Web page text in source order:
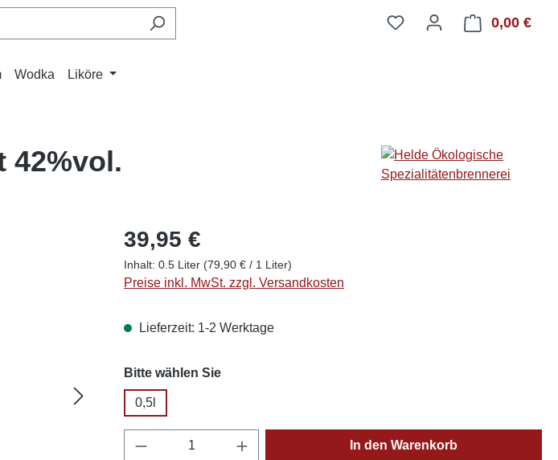
0,00 €
Wodka Liköre
42%vol.
39,95 €
Inhalt: 0.5 Liter (79,90 € / 1 Liter)
Preise inkl. MwSt. zzgl. Versandkosten
Lieferzeit: 1-2 Werktage
Bitte wählen Sieauswählen
0,5l
Produkt Anzahl: Gib den gewünschten Wert ein
In den Warenkorb